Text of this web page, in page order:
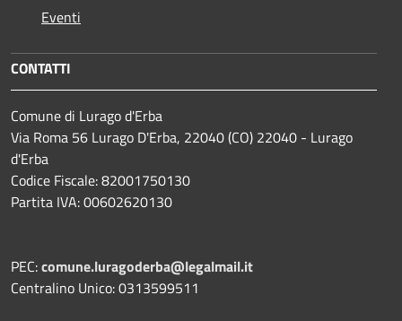
Eventi
CONTATTI
Comune di Lurago d'Erba
Via Roma 56 Lurago D'Erba, 22040 (CO) 22040 - Lurago
d'Erba
Codice Fiscale: 82001750130
Partita IVA: 00602620130
PEC:comune.luragoderba@legalmail.it
Centralino Unico: 0313599511